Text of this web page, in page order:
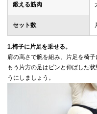
鍛える筋肉
セット数
1.椅子に片足を乗せる。
肩の高さで腕を組み、片足を椅子
もう片方の足はピンと伸ばした
うにしましょう。